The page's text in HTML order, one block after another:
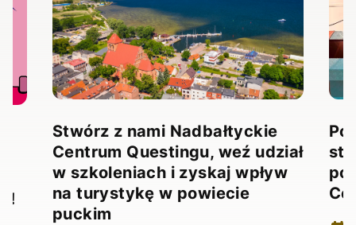
Stwórz z nami Nadbałtyckie
Centrum Questingu, weź udział
w szkoleniach i zyskaj wpływ
na turystykę w powiecie
puckim